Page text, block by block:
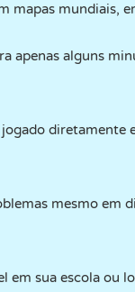
mapas mundiais,
apenas alguns
diretamente
mesmo em
em sua escola ou